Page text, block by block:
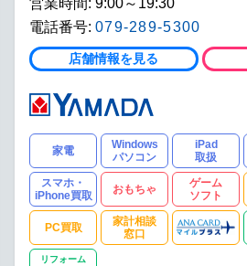
営業時間: 9:00～19:30
電話番号: 079-289-5300
店舗情報を見る
家電
Windows
パソコン
iPad
取扱
スマホ・
iPhone買取
おもちゃ
ゲーム
ソフト
PC買取
家計相談
窓口
リフォーム